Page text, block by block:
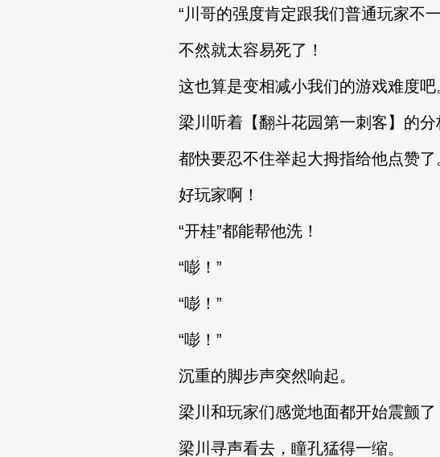
“川哥的强度肯定跟我们普通玩家不一
不然就太容易死了！
这也算是变相减小我们的游戏难度吧
梁川听着【翻斗花园第一刺客】的分
都快要忍不住举起大拇指给他点赞了
好玩家啊！
“开桂”都能帮他洗！
“嘭！”
“嘭！”
“嘭！”
沉重的脚步声突然响起。
梁川和玩家们感觉地面都开始震颤了
梁川寻声看去，瞳孔猛得一缩。